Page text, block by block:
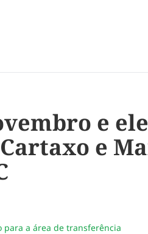
e
e
para a área de transferência